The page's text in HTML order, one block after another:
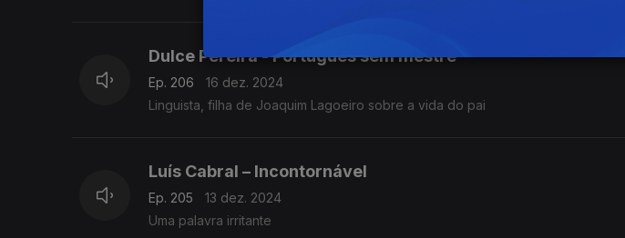
Dulce Pereira - Português sem mestre
Ep. 206
16 dez. 2024
Linguista, filha de Joaquim Lagoeiro sobre a vida do pai
Luís Cabral – Incontornável
Ep. 205
13 dez. 2024
Uma palavra irritante